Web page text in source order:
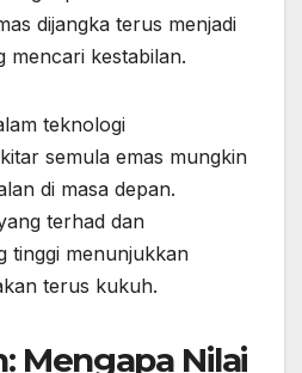
dijangka terus menjadi
mencari kestabilan.
teknologi
semula emas mungkin
di masa depan.
terhad dan
tinggi menunjukkan
terus kukuh.
Mengapa Nilai